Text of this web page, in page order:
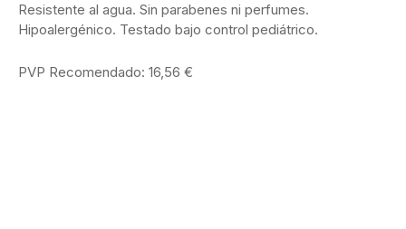
Resistente al agua. Sin parabenes ni perfumes.
Hipoalergénico. Testado bajo control pediátrico.
PVP Recomendado: 16,56 €